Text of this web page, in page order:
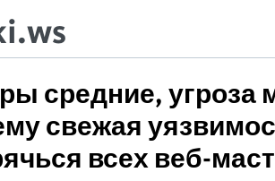
средние, угроза
свежая
всех веб-